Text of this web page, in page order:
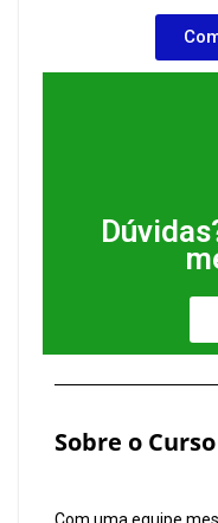
Sobre o Curso